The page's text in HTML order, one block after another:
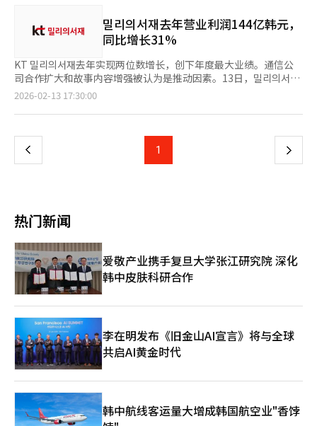
个领域扩大对创作者的支持，强化内容价值链。未来，Kakao娱乐
计划扩大现场演出与平台内容的结合，通过发掘独立艺术家和确保
类型多样性，持续推进创作者为中心的内容生态系统建设。Live
场文化，得益于Kakao创作基金会的系统支持，重新建立了稳定的
增长基础。未来，我们将继续与Kakao创作基金会及Melon积极合
作，推动Live Club Day的发展，使其成为独立音乐的象征和韩国
随着大型非法网站关闭，运营者转向封闭社区或难以追踪的海外服
务器。一些海外网站采用“门禁”策略以规避权利人的应对。门禁
策略限制新用户的访问或阻止搜索引擎抓取，使其不出现在搜索结
果中。非法内容不再通过大型网站大量传播，而是通过难以搜索的
分散渠道隐秘传播。Kakao娱乐表示，“过去的应对是针对明显的
大型目标的全面战斗，而现在需要识别和阻断隐藏的传播网络，要
求更高的应对能力。”Kakao娱乐为应对这些变化，运营
了“TTT（目标、追踪、取缔）”策略，专注于识别非法网站、追
细应对方式，包括快速通道和深度研究策略。快速通道通过发送警
告信等方式，目标是在2小时到1天内阻断网站；深度研究则是对大
型非法传播组织进行1周到2个月的追踪，收集证据后进行法律应
统。”※ 本报道经人工智能（AI）系统翻译与编辑。
项目，邀请Kakao页面的热门作家参与，分享从创作到连载的实战
经验。自2024年启动以来，该项目已进入第三年，旨在抢占下一
代故事IP人才资源。本次讲座邀请了“网络小说不是短篇”的杨奇
佳作家、“如何成为可持续发展的小说漫画作家”的华兰作家，以
及“从角色设计到完结，罗曼史画家在做什么”的Stu作家。讲座
分享了连载型叙事结构设计、角色构建、职业管理策略等具体案
例。Stu作家表示：“大约六年前作为预备创作者参加讲座的经历
促使我成为这次的演讲者，当时的帮助对我成为作家产生了深远影
一部分，旨在建立从创作者发掘到IP扩展的良性循环体系。Kakao
创作基金会计划今年系统化创作支持业务，扩大“在线创作学
成长的基础，并将继续与Kakao娱乐合作，构建可持续的创作生态
밀리의서재去年营业利润144亿韩元，
同比增长31%
KT 밀리의서재去年实现两位数增长，创下年度最大业绩。通信公
司合作扩大和故事内容增强被认为是推动因素。13日，밀리의서재
宣布去年累计销售额为882亿韩元，营业利润为144亿韩元。销售
正以来，밀리의서재连续四年保持增长。去年4月，밀리의서재与SK
信、KT、LG U+）的服务体系建设。通过通信合作，新用户增加，
B2B2C渠道销售额上升。去年6月和9月，밀리의서재相继推出网络
建立了一个可以在一个订阅模式下同时消费书籍、网络小说和网络
漫画的结构，增加了用户停留时间，提高了内容满意度。밀리의서
재还计划加强股东回报政策。上月公布了企业价值提升计划，并决
定进行公司成立以来的首次现金分红。12日，董事会决定去年结算
的股息为每股普通股550韩元，分红基准日为本月28日。※ 本报道
经人工智能（AI）系统翻译与编辑。
2026-02-13 17:30:00
上
页
1 下
热门新闻
爱敬产业携手复旦大学张江研究院 深化
韩中皮肤科研合作
李在明发布《旧金山AI宣言》将与全球
共启AI黄金时代
韩中航线客运量大增成韩国航空业"香饽